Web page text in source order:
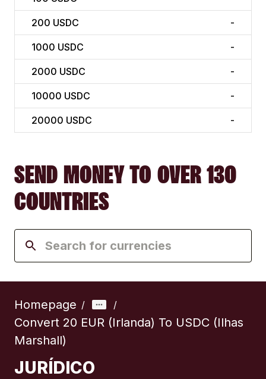
200 USDC -
1000 USDC -
2000 USDC -
10000 USDC -
20000 USDC -
SEND MONEY TO OVER 130
COUNTRIES
Homepage / /
Convert 20 EUR (Irlanda) To USDC (Ilhas
Marshall)
JURÍDICO